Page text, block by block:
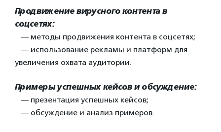
Продвижение вирусного контента в
соцсетях:
— методы продвижения контента в соцсетях;
— использование рекламы и платформ для
увеличения охвата аудитории.
Примеры успешных кейсов и обсуждение:
— презентация успешных кейсов;
— обсуждение и анализ примеров.